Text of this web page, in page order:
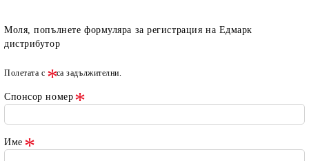
Моля, попълнете формуляра за регистрация на Едмарк
дистрибутор
Полетата с са задължителни.
Спонсор номер
Име